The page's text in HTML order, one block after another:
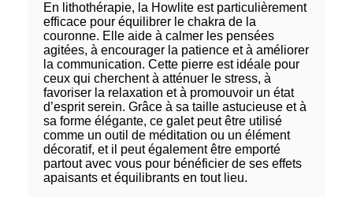
En lithothérapie, la Howlite est particulièrement
efficace pour équilibrer le chakra de la
couronne. Elle aide à calmer les pensées
agitées, à encourager la patience et à améliorer
la communication. Cette pierre est idéale pour
ceux qui cherchent à atténuer le stress, à
favoriser la relaxation et à promouvoir un état
d’esprit serein. Grâce à sa taille astucieuse et à
sa forme élégante, ce galet peut être utilisé
comme un outil de méditation ou un élément
décoratif, et il peut également être emporté
partout avec vous pour bénéficier de ses effets
apaisants et équilibrants en tout lieu.